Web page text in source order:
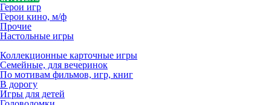
Герои игр
Герои кино, м/ф
Прочие
Настольные игры
Коллекционные карточные игры
Семейные, для вечеринок
По мотивам фильмов, игр, книг
В дорогу
Игры для детей